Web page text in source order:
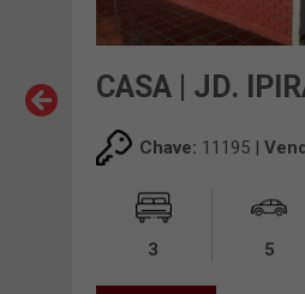
CASA | JD.
Chave: 11195 |
3 5